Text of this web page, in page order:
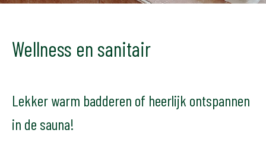
Wellness en sanitair
Lekker warm badderen of heerlijk ontspannen
in de sauna!